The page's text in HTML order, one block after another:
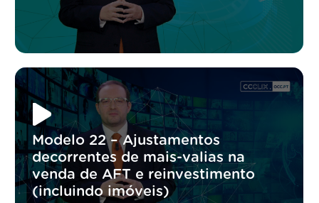
Modelo 22 – Ajustamentos
decorrentes de mais-valias na
venda de AFT e reinvestimento
(incluindo imóveis)